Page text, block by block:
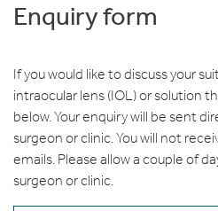
Enquiry form
If you would like to discuss your
intraocular lens (IOL) or solution
below. Your enquiry will be sent
surgeon or clinic. You will not
emails. Please allow a couple of
surgeon or clinic.